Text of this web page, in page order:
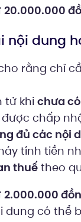
20.000.000
nội dung
rằng chỉ
tử khi chưa
chấp
đủ các nội
tính tiền
thuếtheo
2.000.000
dung có thể